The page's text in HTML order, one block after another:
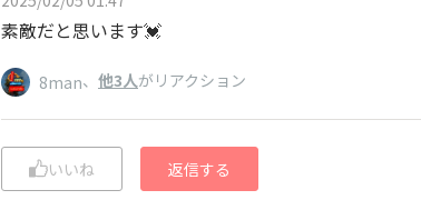
素敵だと思います💓
8man、 他3人がリアクション
いいね 返信する